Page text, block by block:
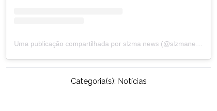
Uma publicação compartilhada por slzma news (@slzmanews)
Categoria(s): Notícias